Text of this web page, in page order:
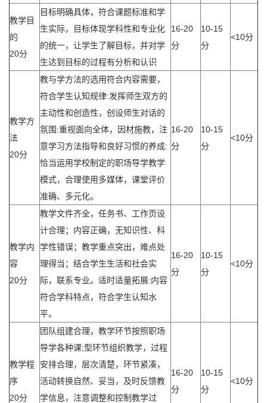
教学目
的
20分
目标明确具体，符合课题标准和学
生实际，目标体现学科性和专业化
的统一，让学生了解目标，并对学
生达到目标的过程有分析和认识
16-20
分
10-15
分
<10分
教学方
法
20分
教与学方法的选用符合内容需要，
符合学生认知规律:发挥师生双方的
主动性和创造性，创设师生对话的
氛围:重视面向全体，因材施教，注
意学习方法指导和良好习惯的养成:
恰当运用学校制定的职场导学教学
模式，合理使用多媒体，课堂评价
准确、多元化。
16-20
分
10-15
分
<10分
教学内
容
20分
教学文件齐全，任务书、工作页设
计合理；内容正确，无知识性、科
学性错误；教学重点突出，难点处
理得当；结合学生生活和社会实
际，联系专业。适时适量拓展:内容
符合学科特点，符合学生认知水
平。
16-20
分
10-15
分
<10分
教学程
序
20分
团队组建合理，教学环节按照职场
导学各种课;型环节组织教学，过程
安排合理，层次清楚，环节紧凑，
活动转换自然、妥当，及时反馈教
学信息，注意调整和控制教学过
16-20
分
10-15
分
<10分